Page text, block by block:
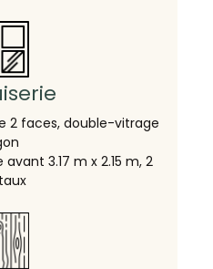
2 faces, double-vitrage
3.17 m x 2.15 m, 2